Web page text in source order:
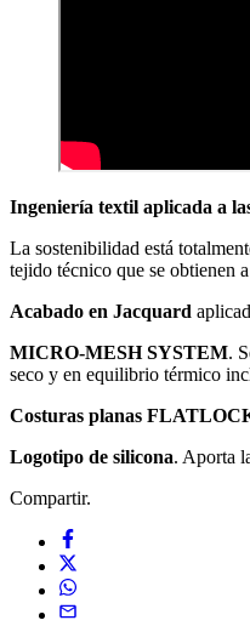
Ingeniería textil aplicada a
La sostenibilidad está
tejido técnico que se obtienen
Acabado en Jacquard
MICRO-MESH SYSTEM.
seco y en equilibrio térmico
Costuras planas
Logotipo de silicona. Aporta
Compartir.